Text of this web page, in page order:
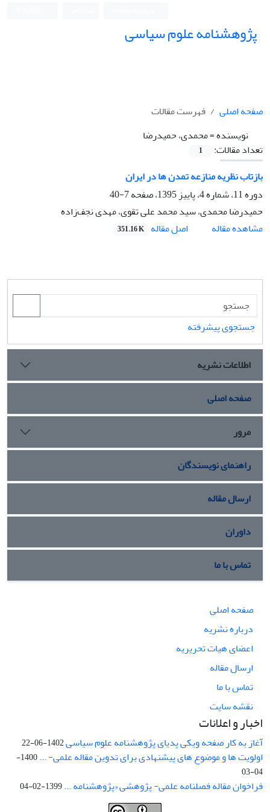
پژوهشنامه علوم سیاسی
صفحه اصلی
فهرست مقالات
نویسنده =محمدی، حمیدرضا
تعداد مقالات:
1
بازتاب نظریه منازعه تمدن ها در ایران
دوره 11، شماره 4، پاییز 1395، صفحه
7-40
حمیدرضا محمدی، سید محمد علی تقوی، مهدی نجف‌زاده
مشاهده مقاله
اصل مقاله 351.16 K
جستجوی پیشرفته
اطلاعات نشریه
صفحه اصلی
مرور
راهنمای نویسندگان
ارسال مقاله
داوران
تماس با ما
صفحه اصلی
درباره نشریه
اعضای هیات تحریریه
ارسال مقاله
تماس با ما
نقشه سایت
اخبار و اعلانات
آغاز به کار صفحه ویکی پدیای پژوهشنامه علوم سیاسی1402-06-22
اولویت ها و موضوع های پیشنهادی برای تدوین مقاله علمی- ...
1400-
04-03
فراخوان مقاله فصلنامه علمی- پژوهشی «پژوهشنامه ...1399-02-04